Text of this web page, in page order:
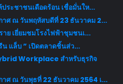
ระชาชนเดือดร้อน เชื่อมั่นให...
ศ ณ วันพฤหัสบดีที่ 23 ธันวาคม 2...
ย เยี่ยมชมโรงไฟฟ้าชุมชนเ...
น แล็บ ” เปิดตลาดชิ้นส่ว...
Workplace สำหรับธุรกิจ
ศ ณ วันพุธที่ 22 ธันวาคม 2564 เ...